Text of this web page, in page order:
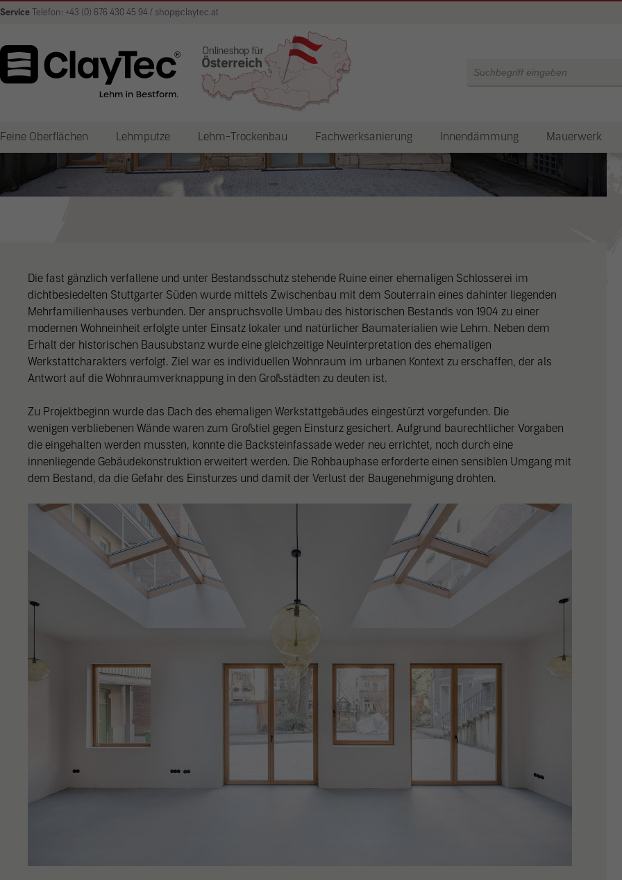
Service Telefon: +43 (0) 676 430 45 94 / shop@claytec.at
search
Feine Oberflächen Lehmputze Lehm-Trockenbau Fachwerksanierung Innendämmung Mauerwerk
Sanierung Schlosserhof
Die fast gänzlich verfallene und unter Bestandsschutz stehende Ruine einer ehemaligen Schlosserei im
dichtbesiedelten Stuttgarter Süden wurde mittels Zwischenbau mit dem Souterrain eines dahinter liegenden
Mehrfamilienhauses verbunden. Der anspruchsvolle Umbau des historischen Bestands von 1904 zu einer
modernen Wohneinheit erfolgte unter Einsatz lokaler und natürlicher Baumaterialien wie Lehm. Neben dem
Erhalt der historischen Bausubstanz wurde eine gleichzeitige Neuinterpretation des ehemaligen
Werkstattcharakters verfolgt. Ziel war es individuellen Wohnraum im urbanen Kontext zu erschaffen, der als
Antwort auf die Wohnraumverknappung in den Großstädten zu deuten ist.
Zu Projektbeginn wurde das Dach des ehemaligen Werkstattgebäudes eingestürzt vorgefunden. Die
wenigen verbliebenen Wände waren zum Großtiel gegen Einsturz gesichert. Aufgrund baurechtlicher Vorgaben
die eingehalten werden mussten, konnte die Backsteinfassade weder neu errichtet, noch durch eine
innenliegende Gebäudekonstruktion erweitert werden. Die Rohbauphase erforderte einen sensiblen Umgang mit
dem Bestand, da die Gefahr des Einsturzes und damit der Verlust der Baugenehmigung drohten.